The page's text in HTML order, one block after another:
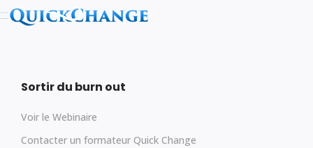
Sortir du burn out
Voir le Webinaire
Contacter un formateur Quick Change